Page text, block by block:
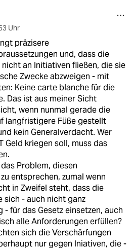
Uhr
präzisere
und, dass die
an Initiativen fließen, die sie
Zwecke abzweigen - mit
Keine carte blanche für die
Das ist aus meiner Sicht
wenn nunmal gerade die
langfristigere Füße gestellt
kein Generalverdacht. Wer
Geld kriegen soll, muss das
Problem, diesen
entsprechen, zumal wenn
in Zweifel steht, dass die
sich - auch nicht ganz
- für das Gesetz einsetzen, auch
alle Anforderungen erfüllen?
sich die Verschärfungen
nur gegen Iniativen, die -